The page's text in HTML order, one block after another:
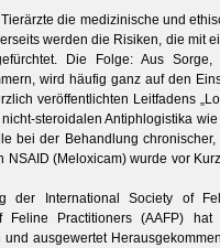
die medizinische und
werden die Risiken, die mit
Die Folge: Aus Sorge,
wird häufig ganz auf den
veröffentlichten Leitfadens
steroidalen Antiphlogistika wie
bei der Behandlung chronischer,
(Meloxicam) wurde vor
der International Society of
Feline Practitioners (AAFP) hat
ausgewertet